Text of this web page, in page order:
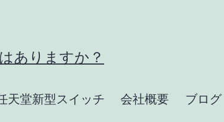
ありますか？
天堂新型スイッチ 会社概要 ブログ